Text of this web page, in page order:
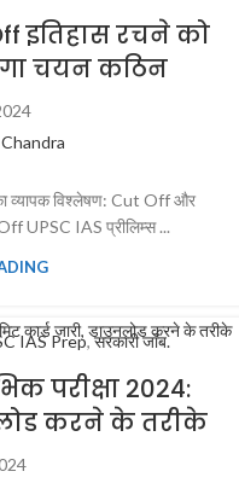
इतिहास रचने को
चयन कठिन
व्यापक विश्लेषण: Cut Off और
UPSC IAS प्रीलिम्स ...
IAS Prep,सरकारी जॉब.
परीक्षा 2024:
करने के तरीके